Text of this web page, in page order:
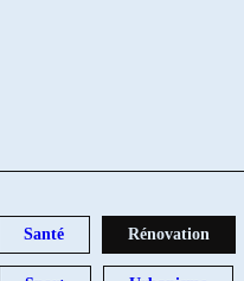
Santé Rénovation